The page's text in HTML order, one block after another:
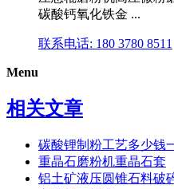
碳酸钙氧化铁金 ...
联系电话: 180 3780 8511
Menu
相关文章
碳酸锂制粉工艺多少钱
重晶石磨粉机重晶石套
铝土矿液压圆锥石料破